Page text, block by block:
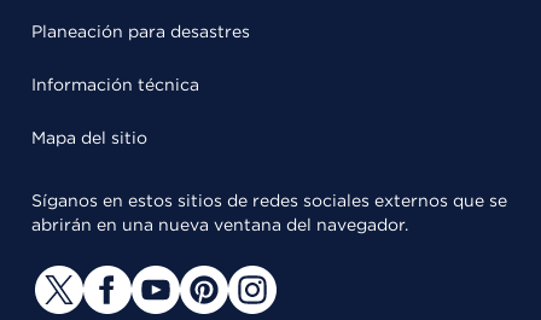
Planeación para desastres
Información técnica
Mapa del sitio
Síganos en estos sitios de redes sociales externos que se
abrirán en una nueva ventana del navegador.